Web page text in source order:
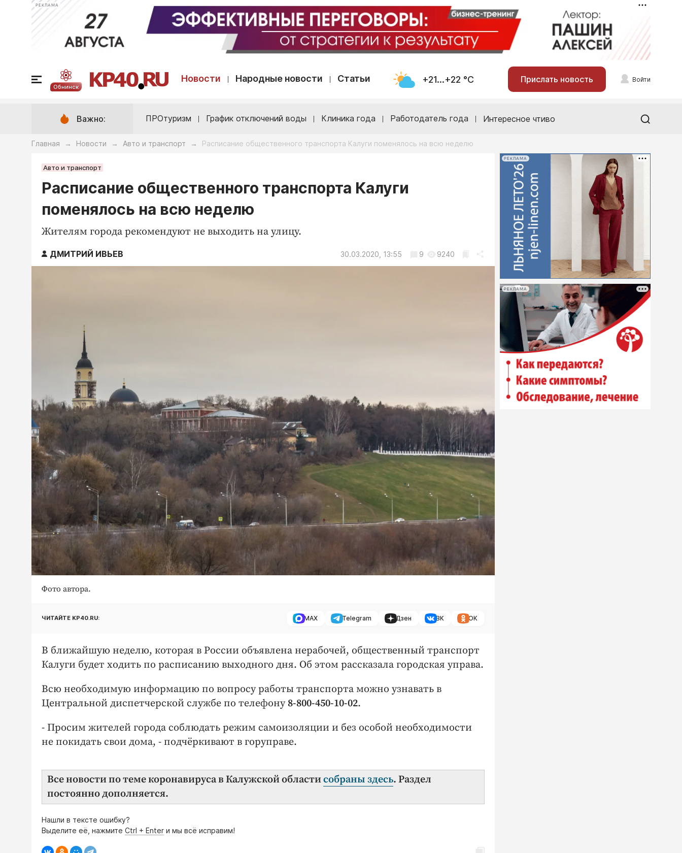
РЕКЛАМА
Обнинск
Новости Народные новости Статьи +21...+22 °С Прислать новость Войти
Важно: ПРОтуризм График отключений воды Клиника года Работодатель года Интересное чтиво
Главная → Новости → Авто и транспорт → Расписание общественного транспорта Калуги поменялось на всю неделю
Авто и транспорт
Расписание общественного транспорта Калуги
поменялось на всю неделю
Жителям города рекомендуют не выходить на улицу.
ДМИТРИЙ ИВЬЕВ 30.03.2020, 13:55 9 9240
Фото автора.
ЧИТАЙТЕ KP40.RU: MAX Telegram Дзен ВК ОК
В ближайшую неделю, которая в России объявлена нерабочей, общественный транспорт
Калуги будет ходить по расписанию выходного дня. Об этом рассказала городская управа.
Всю необходимую информацию по вопросу работы транспорта можно узнавать в
Центральной диспетчерской службе по телефону 8-800-450-10-02.
- Просим жителей города соблюдать режим самоизоляции и без особой необходимости
не покидать свои дома, - подчёркивают в горуправе.
Все новости по теме коронавируса в Калужской областисобраны здесь. Раздел
постоянно дополняется.
Нашли в тексте ошибку?
Выделите её, нажмите Ctrl + Enter и мы всё исправим!
РЕКЛАМА
РЕКЛАМА